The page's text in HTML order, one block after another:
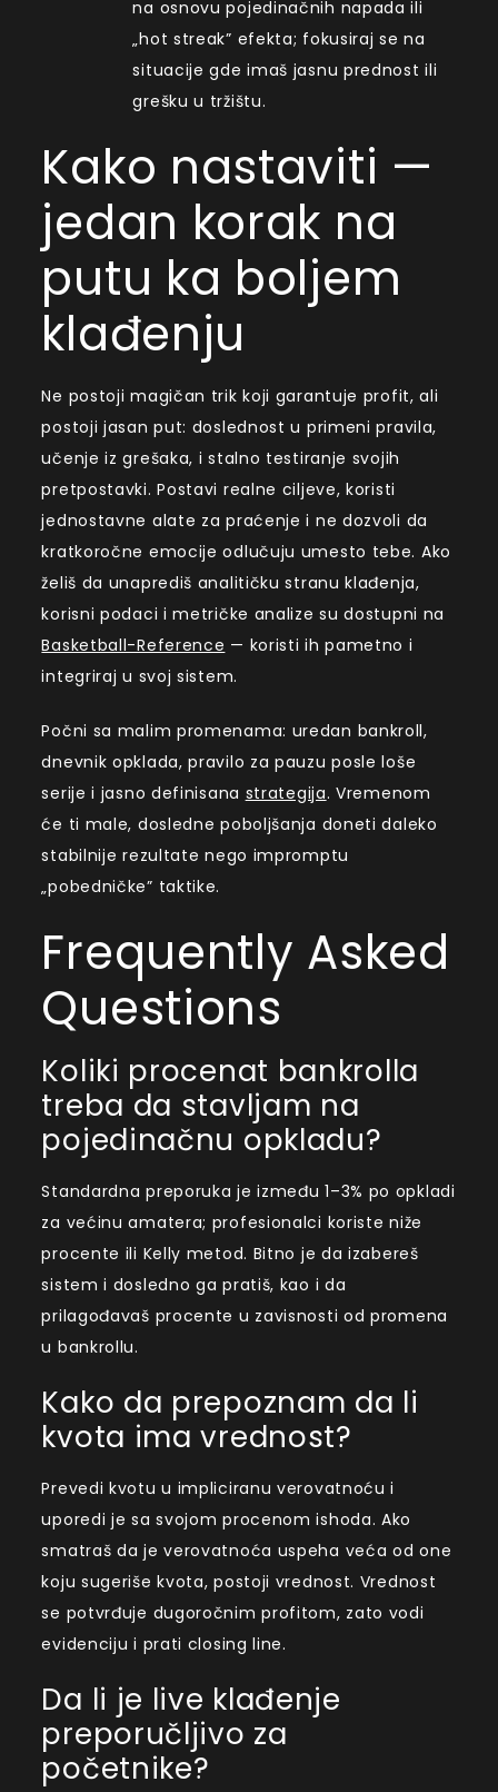
na osnovu pojedinačnih napada ili
„hot streak” efekta; fokusiraj se na
situacije gde imaš jasnu prednost ili
grešku u tržištu.
Kako nastaviti —
jedan korak na
putu ka boljem
klađenju
Ne postoji magičan trik koji garantuje profit, ali
postoji jasan put: doslednost u primeni pravila,
učenje iz grešaka, i stalno testiranje svojih
pretpostavki. Postavi realne ciljeve, koristi
jednostavne alate za praćenje i ne dozvoli da
kratkoročne emocije odlučuju umesto tebe. Ako
želiš da unaprediš analitičku stranu klađenja,
korisni podaci i metričke analize su dostupni na
Basketball-Reference — koristi ih pametno i
integriraj u svoj sistem.
Počni sa malim promenama: uredan bankroll,
dnevnik opklada, pravilo za pauzu posle loše
serije i jasno definisana strategija. Vremenom
će ti male, dosledne poboljšanja doneti daleko
stabilnije rezultate nego impromptu
„pobedničke” taktike.
Frequently Asked
Questions
Koliki procenat bankrolla
treba da stavljam na
pojedinačnu opkladu?
Standardna preporuka je između 1–3% po opkladi
za većinu amatera; profesionalci koriste niže
procente ili Kelly metod. Bitno je da izabereš
sistem i dosledno ga pratiš, kao i da
prilagođavaš procente u zavisnosti od promena
u bankrollu.
Kako da prepoznam da li
kvota ima vrednost?
Prevedi kvotu u impliciranu verovatnoću i
uporedi je sa svojom procenom ishoda. Ako
smatraš da je verovatnoća uspeha veća od one
koju sugeriše kvota, postoji vrednost. Vrednost
se potvrđuje dugoročnim profitom, zato vodi
evidenciju i prati closing line.
Da li je live klađenje
preporučljivo za
početnike?